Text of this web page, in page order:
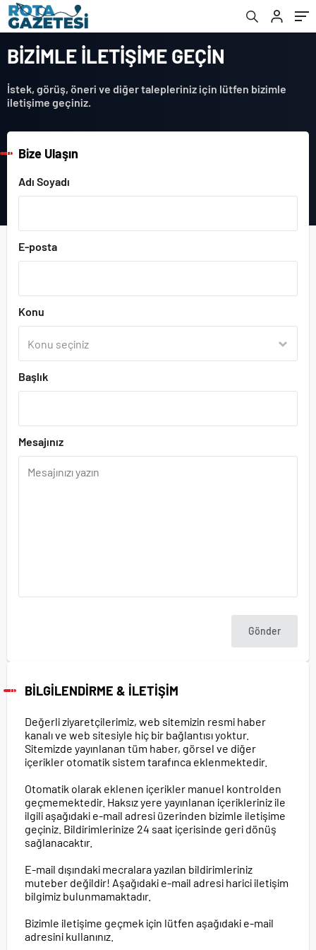
BİZİMLE İLETİŞİME GEÇİN
İstek, görüş, öneri ve diğer talepleriniz için lütfen bizimle
iletişime geçiniz.
Bize Ulaşın
Adı Soyadı
E-posta
Konu
Başlık
Mesajınız
BİLGİLENDİRME & İLETİŞİM
Değerli ziyaretçilerimiz, web sitemizin resmi haber
kanalı ve web sitesiyle hiç bir bağlantısı yoktur.
Sitemizde yayınlanan tüm haber, görsel ve diğer
içerikler otomatik sistem tarafınca eklenmektedir.
Otomatik olarak eklenen içerikler manuel kontrolden
geçmemektedir. Haksız yere yayınlanan içerikleriniz ile
ilgili aşağıdaki e-mail adresi üzerinden bizimle iletişime
geçiniz. Bildirimlerinize 24 saat içerisinde geri dönüş
sağlanacaktır.
E-mail dışındaki mecralara yazılan bildirimleriniz
muteber değildir! Aşağıdaki e-mail adresi harici iletişim
bilgimiz bulunmamaktadır.
Bizimle iletişime geçmek için lütfen aşağıdaki e-mail
adresini kullanınız.